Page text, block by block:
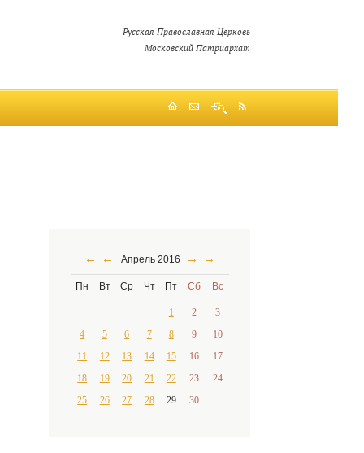
Русская Православная Церковь
Московский Патриархат
← ← Апрель 2016 → →
Пн Вт Ср Чт Пт Сб Вс
1 2
3
4
5 6 7 8 9
10
11
12 13 14 15 16
17
18
19 20 21 22 23
24
25
26 27 28 29 30